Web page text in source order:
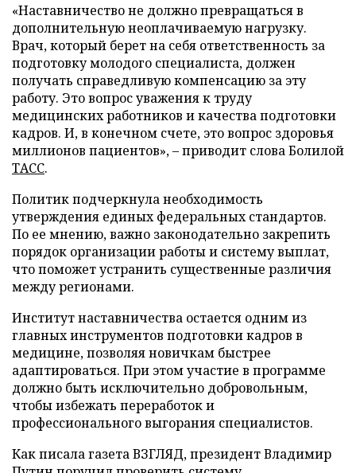
«Наставничество не должно превращаться в
дополнительную неоплачиваемую нагрузку.
Врач, который берет на себя ответственность за
подготовку молодого специалиста, должен
получать справедливую компенсацию за эту
работу. Это вопрос уважения к труду
медицинских работников и качества подготовки
кадров. И, в конечном счете, это вопрос здоровья
миллионов пациентов», – приводит слова Болилой
ТАСС.
Политик подчеркнула необходимость
утверждения единых федеральных стандартов.
По ее мнению, важно законодательно закрепить
порядок организации работы и систему выплат,
что поможет устранить существенные различия
между регионами.
Институт наставничества остается одним из
главных инструментов подготовки кадров в
медицине, позволяя новичкам быстрее
адаптироваться. При этом участие в программе
должно быть исключительно добровольным,
чтобы избежать переработок и
профессионального выгорания специалистов.
Как писала газета ВЗГЛЯД, президент Владимир